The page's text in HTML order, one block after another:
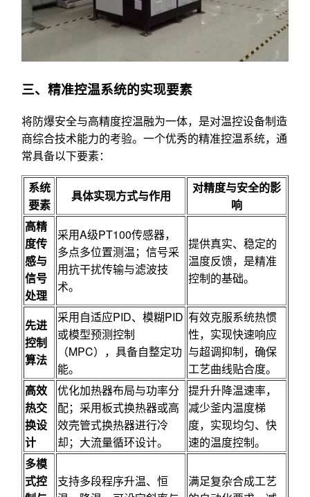
三、精准控温系统的实现要素
将防爆安全与高精度控温融为一体，是对温控设备制造
商综合技术能力的考验。一个优秀的精准控温系统，通
常具备以下要素：
系统
要素
具体实现方式与作用
对精度与安全的影
响
高精
度传
感与
信号
处理
采用A级PT100传感器，
多点多位置测温；信号采
用抗干扰传输与滤波技
术。
提供真实、稳定的
温度反馈，是精准
控制的基础。
先进
控制
算法
采用自适应PID、模糊PID
或模型预测控制
（MPC），具备自整定功
能。
有效克服系统热惯
性，实现快速响应
与超调抑制，确保
工艺曲线贴合度。
高效
热交
换设
计
优化加热器布局与功率分
配；采用板式换热器或高
效壳管式换热器进行冷
却；大流量循环设计。
提升升降温速率，
减少釜内温度梯
度，实现均匀、快
速的温度控制。
多模
式控
支持多段程序升温、恒
满足复杂合成工艺